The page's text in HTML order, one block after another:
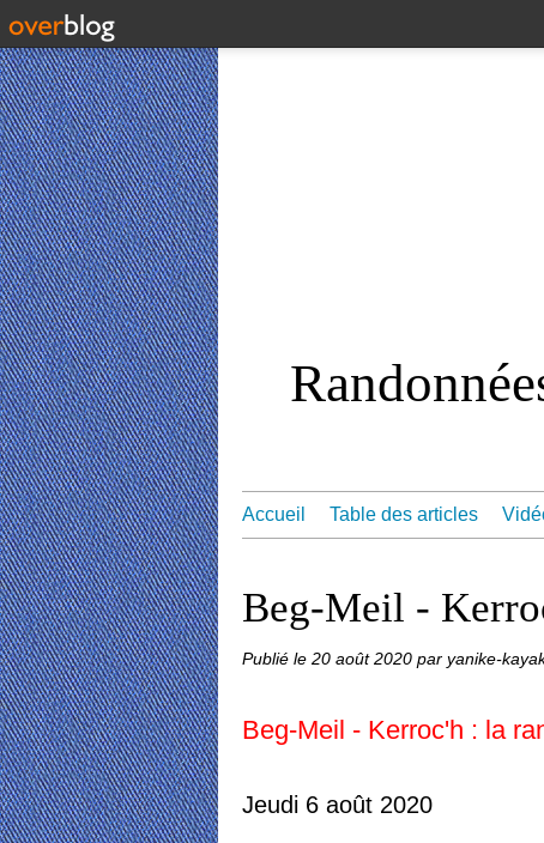
Accueil Table des articles
Beg-Meil -
Publié le 20 août 2020 par yanike-
Beg-Meil - Kerroc'h : la
Jeudi 6 août 2020